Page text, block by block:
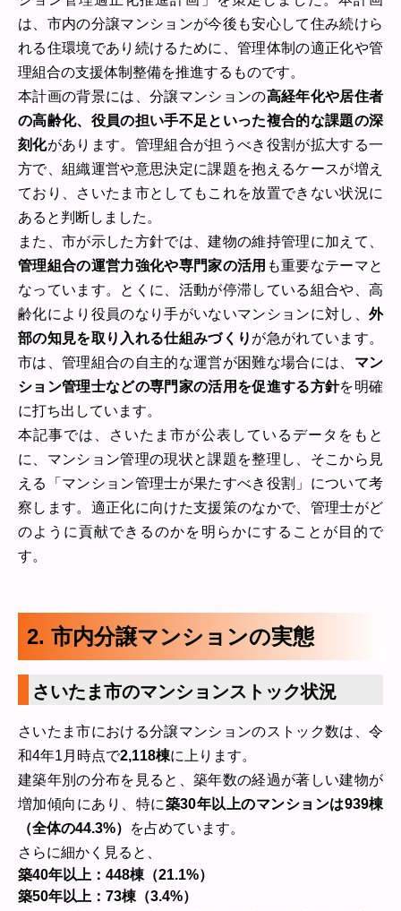
は、市内の分譲マンションが今後も安心して住み続けら
れる住環境であり続けるために、管理体制の適正化や管
理組合の支援体制整備を推進するものです。
本計画の背景には、分譲マンションの高経年化や居住者
の高齢化、役員の担い手不足といった複合的な課題の深
刻化があります。管理組合が担うべき役割が拡大する一
方で、組織運営や意思決定に課題を抱えるケースが増え
ており、さいたま市としてもこれを放置できない状況に
あると判断しました。
また、市が示した方針では、建物の維持管理に加えて、
管理組合の運営力強化や専門家の活用 も重要なテーマと
なっています。とくに、活動が停滞している組合や、高
齢化により役員のなり手がいないマンションに対し、 外
部の知見を取り入れる仕組みづくり が急がれています。
市は、管理組合の自主的な運営が困難な場合には、 マン
ション管理士などの専門家の活用を促進する方針を明確
に打ち出しています。
本記事では、さいたま市が公表しているデータをもと
に、マンション管理の現状と課題を整理し、そこから見
える「マンション管理士が果たすべき役割」について考
察します。適正化に向けた支援策のなかで、管理士がど
のように貢献できるのかを明らかにすることが目的で
す。
2. 市内分譲マンションの実態
さいたま市のマンションストック状況
さいたま市における分譲マンションのストック数は、令
和4年1月時点で2,118棟に上ります。
建築年別の分布を見ると、築年数の経過が著しい建物が
増加傾向にあり、特に築30年以上のマンションは939棟
（全体の44.3%）
を占めています。
さらに細かく見ると、
築40年以上：448棟（21.1%）
築50年以上：73棟（3.4%）